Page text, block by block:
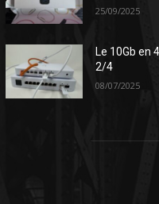
25/09/2025
Le 10Gb en
2/4
08/07/2025